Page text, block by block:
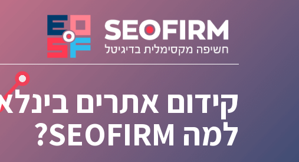
קידום אתרים
למה SEOFIRM?